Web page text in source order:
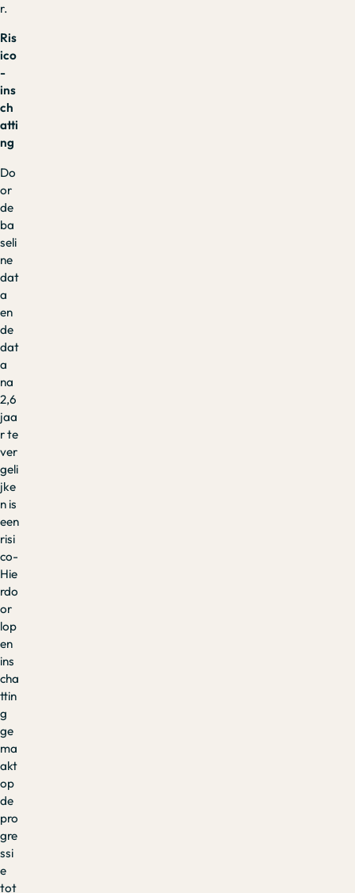
r.
Ris
ico
-
ins
ch
atti
ng
Do
or
de
ba
seli
ne
dat
a
en
de
dat
a
na
2,6
jaa
r te
ver
geli
jke
n is
een
risi
co-
Hie
rdo
or
lop
en
ins
cha
ttin
g
ge
ma
akt
op
de
pro
gre
ssi
e
tot